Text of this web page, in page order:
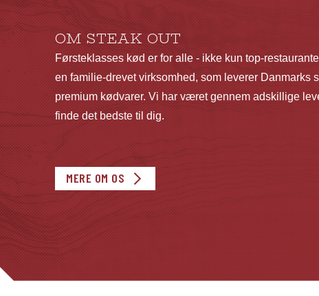
OM STEAK OUT
Førsteklasses kød er for alle - ikke kun top-
en familie-drevet virksomhed, som leverer Danmarks
premium kødvarer. Vi har været gennem adskillige
finde det bedste til dig.
MERE OM OS